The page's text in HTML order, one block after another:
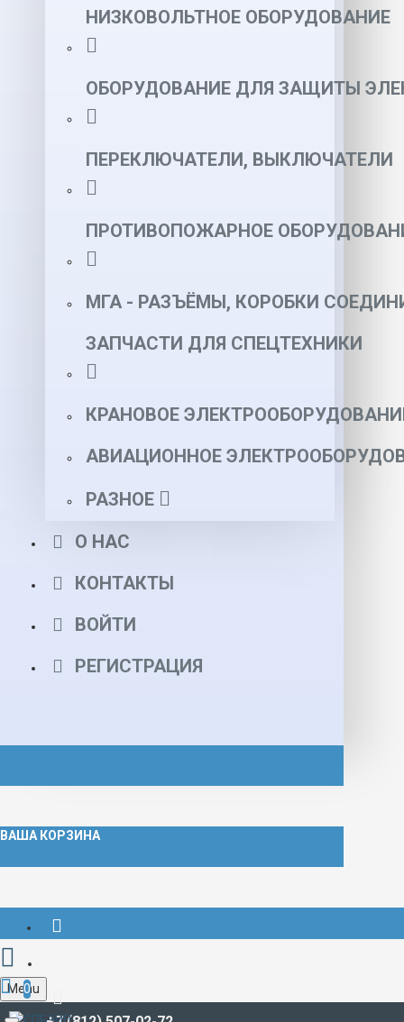
НИЗКОВОЛЬТНОЕ ОБОРУДОВАНИЕ
ОБОРУДОВАНИЕ ДЛЯ ЗАЩИТЫ
ПЕРЕКЛЮЧАТЕЛИ, ВЫКЛЮЧАТЕЛИ
ПРОТИВОПОЖАРНОЕ
МГА - РАЗЪЁМЫ, КОРОБКИ
ЗАПЧАСТИ ДЛЯ СПЕЦТЕХНИКИ
КРАНОВОЕ
АВИАЦИОННОЕ
РАЗНОЕ
О НАС
КОНТАКТЫ
ВОЙТИ
РЕГИСТРАЦИЯ
ВАША КОРЗИНА
Menu
0